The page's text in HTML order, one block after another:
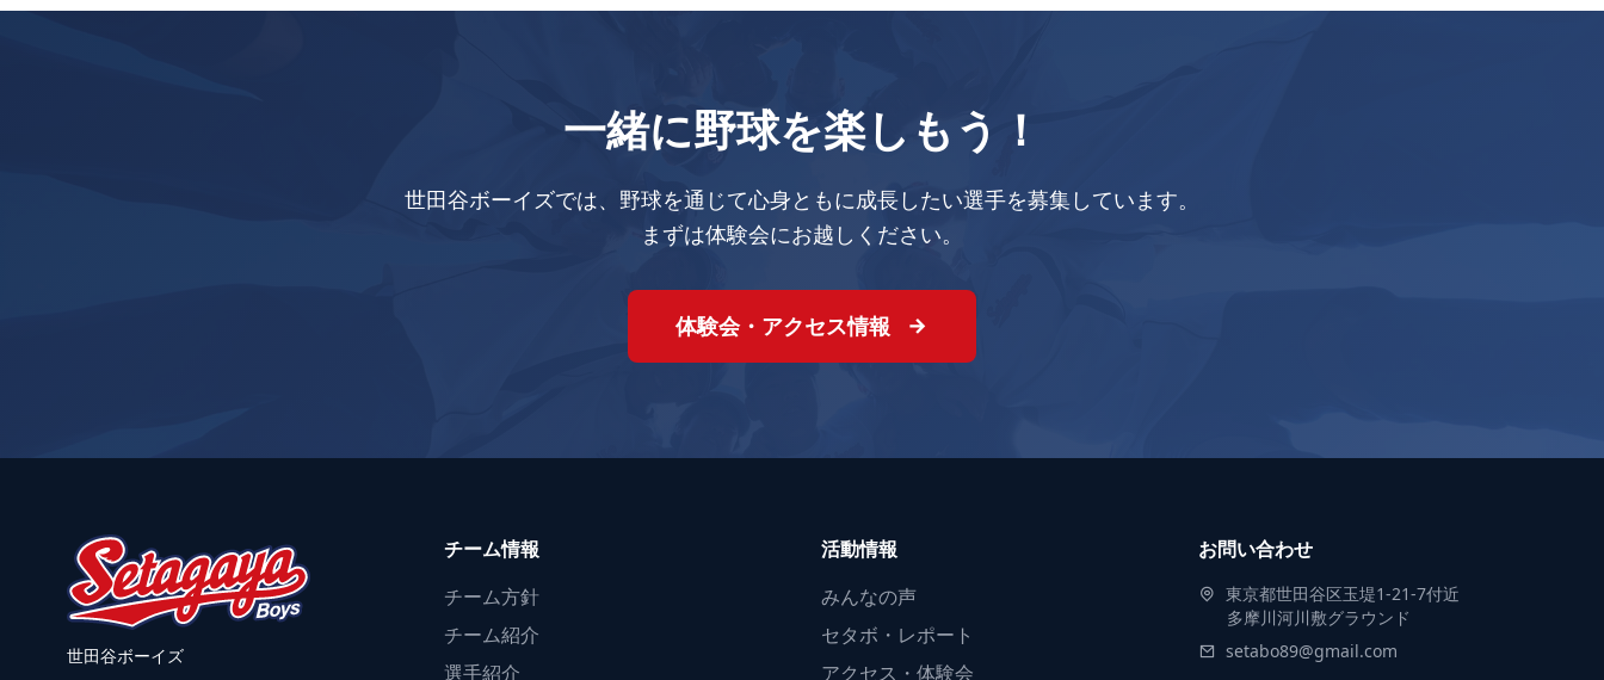
一緒に野球を楽しもう！
世田谷ボーイズでは、野球を通じて心身ともに成長したい選手を募集しています。
まずは体験会にお越しください。
体験会・アクセス情報
世田谷ボーイズ
チーム情報
チーム方針
チーム紹介
選手紹介
活動情報
みんなの声
セタボ・レポート
アクセス・体験会
お問い合わせ
東京都世田谷区玉堤1-21-7付近
多摩川河川敷グラウンド
setabo89@gmail.com